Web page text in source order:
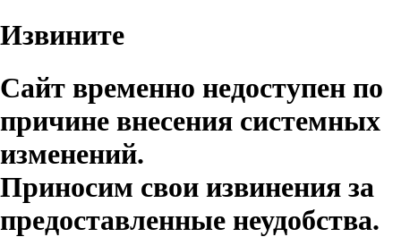
Извините
Сайт временно недоступен по
причине внесения системных
изменений.
Приносим свои извинения за
предоставленные неудобства.